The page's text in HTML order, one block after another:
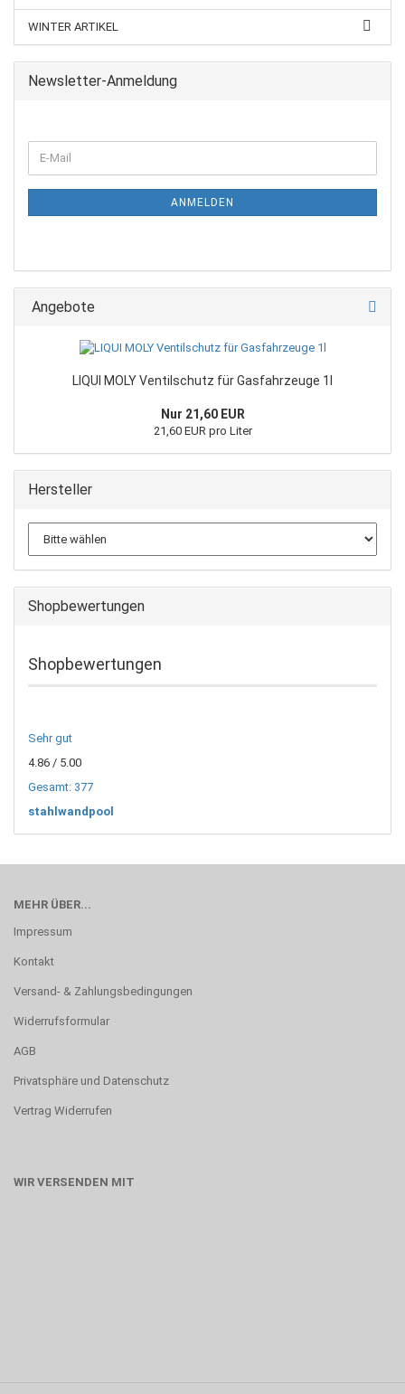
WINTER ARTIKEL
Newsletter-Anmeldung
ANMELDEN
Angebote
LIQUI MOLY Ventilschutz für Gasfahrzeuge 1l
Nur 21,60 EUR
21,60 EUR pro Liter
Hersteller
Shopbewertungen
Shopbewertungen
Sehr gut
4.86 / 5.00
Gesamt: 377
stahlwandpool
MEHR ÜBER...
Impressum
Kontakt
Versand- & Zahlungsbedingungen
Widerrufsformular
AGB
Privatsphäre und Datenschutz
Vertrag Widerrufen
WIR VERSENDEN MIT